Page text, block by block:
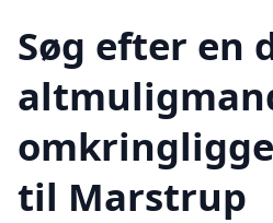
Søg efter en
til Marstrup